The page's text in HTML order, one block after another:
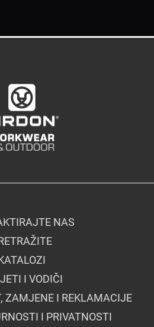
NAS
I VODIČI
ZAMJENE I REKLAMACIJE
I PRIVATNOSTI